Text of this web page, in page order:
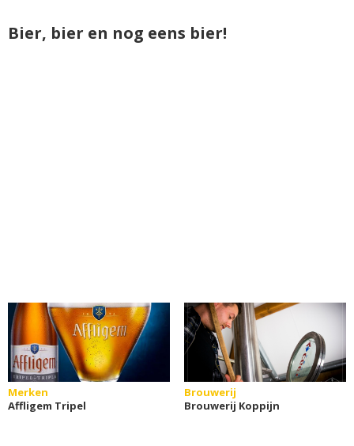
Bier, bier en nog eens bier!
Merken
Affligem Tripel
Brouwerij
Brouwerij Koppijn